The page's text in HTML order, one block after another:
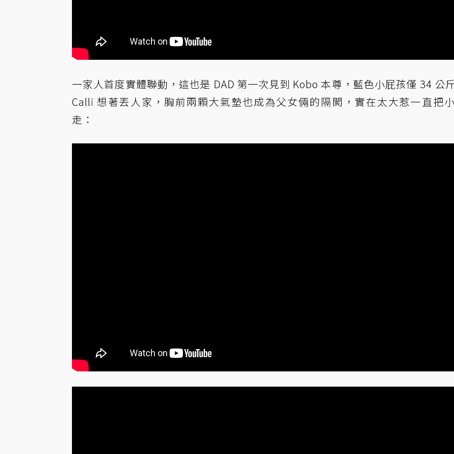
一家人首度實體聯動，這也是 DAD 第一次見到 Kobo 本尊，藍色小屁孩僅 34 公
Calli 想著丟人家，胸前兩顆大氣墊也成為父女倆的隔閡，實在太大惹一直把
走：